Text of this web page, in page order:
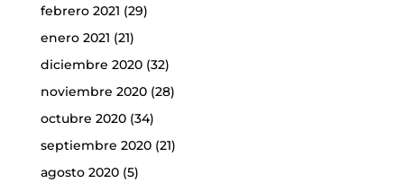
febrero 2021 (29)
enero 2021 (21)
diciembre 2020(32)
noviembre 2020(28)
octubre 2020(34)
septiembre 2020(21)
agosto 2020(5)